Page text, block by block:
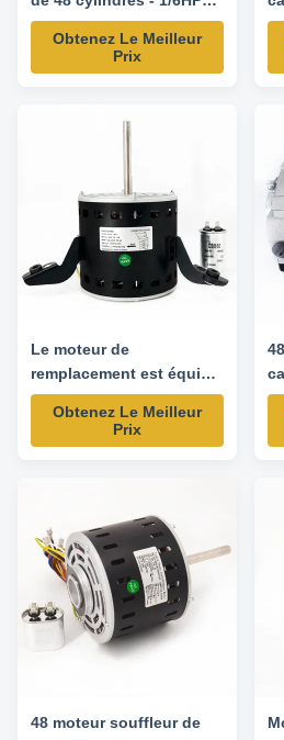
277V 60HZ 1075RPM-
5KCP39CGP687S
Obtenez Le Meilleur
Prix
Le moteur de
remplacement est équipé
d'un moteur de
remplacement de type
SPD-0131F00042.
Obtenez Le Meilleur
Prix
48 moteur souffleur de